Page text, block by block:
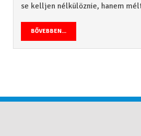
se kelljen nélkülöznie, hanem
BŐVEBBEN...